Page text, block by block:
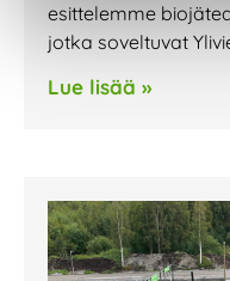
esittelemme
jotka soveltuvat
Lue lisää »